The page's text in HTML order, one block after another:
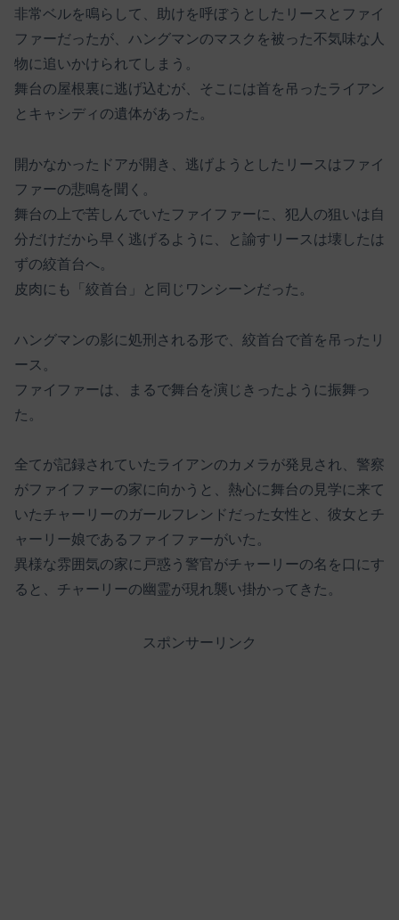
非常ベルを鳴らして、助けを呼ぼうとしたリースとファイ
ファーだったが、ハングマンのマスクを被った不気味な人
物に追いかけられてしまう。
舞台の屋根裏に逃げ込むが、そこには首を吊ったライアン
とキャシディの遺体があった。
開かなかったドアが開き、逃げようとしたリースはファイ
ファーの悲鳴を聞く。
舞台の上で苦しんでいたファイファーに、犯人の狙いは自
分だけだから早く逃げるように、と諭すリースは壊したは
ずの絞首台へ。
皮肉にも「絞首台」と同じワンシーンだった。
ハングマンの影に処刑される形で、絞首台で首を吊ったリ
ース。
ファイファーは、まるで舞台を演じきったように振舞っ
た。
全てが記録されていたライアンのカメラが発見され、警察
がファイファーの家に向かうと、熱心に舞台の見学に来て
いたチャーリーのガールフレンドだった女性と、彼女とチ
ャーリー娘であるファイファーがいた。
異様な雰囲気の家に戸惑う警官がチャーリーの名を口にす
ると、チャーリーの幽霊が現れ襲い掛かってきた。
スポンサーリンク